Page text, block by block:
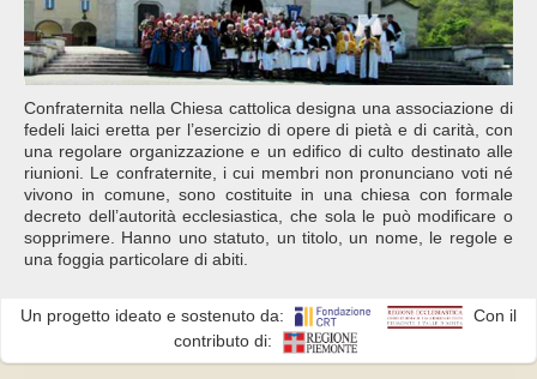
Confraternita nella Chiesa cattolica designa una associazione di
fedeli laici eretta per l’esercizio di opere di pietà e di carità, con
una regolare organizzazione e un edifico di culto destinato alle
riunioni. Le confraternite, i cui membri non pronunciano voti né
vivono in comune, sono costituite in una chiesa con formale
decreto dell’autorità ecclesiastica, che sola le può modificare o
sopprimere. Hanno uno statuto, un titolo, un nome, le regole e
una foggia particolare di abiti.
Un progetto ideato e sostenuto da:
Con il
contributo di: